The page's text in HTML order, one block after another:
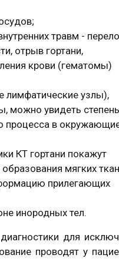
травм -
отрыв гортани,
крови (гематомы)
лимфатические узлы),
можно увидеть степень
процесса в
КТ гортани покажут
мягких
прилегающих
инородных тел.
для
проводят у